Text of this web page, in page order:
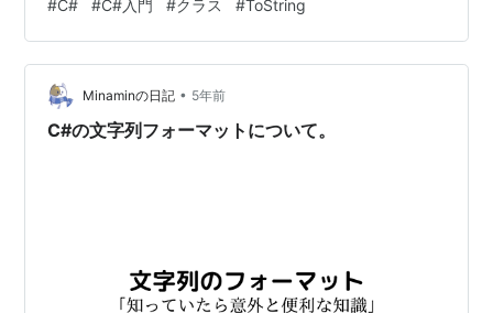
#C# #C#入門 #クラス #ToString
Minaminの日記 • 5年前
C#の文字列フォーマットについて。